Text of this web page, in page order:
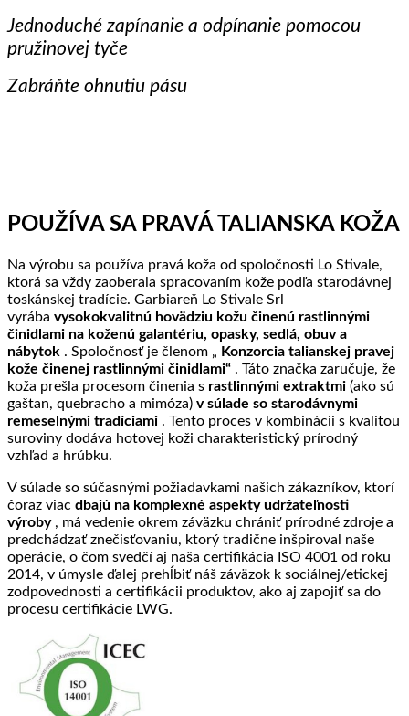
Jednoduché zapínanie a odpínanie pomocou
pružinovej tyče
Zabráňte ohnutiu pásu
POUŽÍVA SA PRAVÁ TALIANSKA KOŽA
Na výrobu sa používa pravá koža od spoločnosti Lo Stivale,
ktorá sa vždy zaoberala spracovaním kože podľa starodávnej
toskánskej tradície. Garbiareň Lo Stivale Srl
vyrába vysokokvalitnú hovädziu kožu činenú rastlinnými
činidlami na koženú galantériu, opasky, sedlá, obuv a
nábytok . Spoločnosť je členom „ Konzorcia talianskej pravej
kože činenej rastlinnými činidlami“ . Táto značka zaručuje, že
koža prešla procesom činenia s rastlinnými extraktmi (ako sú
gaštan, quebracho a mimóza) v súlade so starodávnymi
remeselnými tradíciami . Tento proces v kombinácii s kvalitou
suroviny dodáva hotovej koži charakteristický prírodný
vzhľad a hrúbku.
V súlade so súčasnými požiadavkami našich zákazníkov, ktorí
čoraz viac dbajú na komplexné aspekty udržateľnosti
výroby, má vedenie okrem záväzku chrániť prírodné zdroje a
predchádzať znečisťovaniu, ktorý tradične inšpiroval naše
operácie, o čom svedčí aj naša certifikácia ISO 4001 od roku
2014, v úmysle ďalej prehĺbiť náš záväzok k sociálnej/etickej
zodpovednosti a certifikácii produktov, ako aj zapojiť sa do
procesu certifikácie LWG.